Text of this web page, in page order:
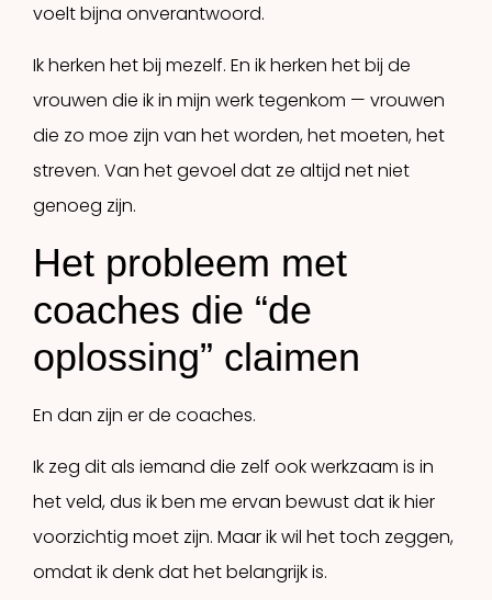
voelt bijna onverantwoord.
Ik herken het bij mezelf. En ik herken het bij de
vrouwen die ik in mijn werk tegenkom — vrouwen
die zo moe zijn van het worden, het moeten, het
streven. Van het gevoel dat ze altijd net niet
genoeg zijn.
Het probleem met
coaches die “de
oplossing” claimen
En dan zijn er de coaches.
Ik zeg dit als iemand die zelf ook werkzaam is in
het veld, dus ik ben me ervan bewust dat ik hier
voorzichtig moet zijn. Maar ik wil het toch zeggen,
omdat ik denk dat het belangrijk is.